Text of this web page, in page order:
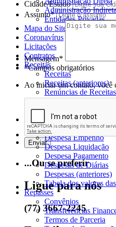
Cidade/Estado
Assunto*
Mensagem*
*Campos obrigatórios
Ao iniciar um contato, você
...Ou se preferir
Ligue para nós
(77) 3667-2245
Administração
Entidades Privadas
Mapa do Site
Coronavírus
Licitações
Contratos
Receitas
Receitas
Receitas (anteriores)
Renúncias de Receitas
Incentivos a Projetos
Dívida Ativa
Despesas
Despesas
Despesa Empenho
Despesa Liquidação
Despesa Pagamento
Despesas de Diárias
Despesas (anteriores)
Tabela dos valores
Repasses
Convênios
Transferências
Termos de Parceria